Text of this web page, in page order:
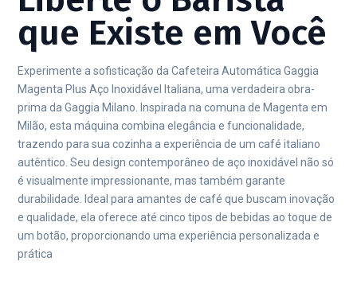
que Existe em Você
Experimente a sofisticação da Cafeteira Automática Gaggia
Magenta Plus Aço Inoxidável Italiana, uma verdadeira obra-
prima da Gaggia Milano. Inspirada na comuna de Magenta em
Milão, esta máquina combina elegância e funcionalidade,
trazendo para sua cozinha a experiência de um café italiano
autêntico. Seu design contemporâneo de aço inoxidável não só
é visualmente impressionante, mas também garante
durabilidade. Ideal para amantes de café que buscam inovação
e qualidade, ela oferece até cinco tipos de bebidas ao toque de
um botão, proporcionando uma experiência personalizada e
prática